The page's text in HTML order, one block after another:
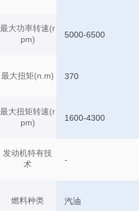
最大功率转速(r
pm)
最大扭矩(n.m)
最大扭矩转速(r
pm)
发动机特有技
术
燃料种类
5000-6500
370
1600-4300
-
汽油